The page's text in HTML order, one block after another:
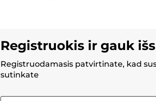
Registruokis ir gauk
Registruodamasis patvirtinate, kad
sutinkate